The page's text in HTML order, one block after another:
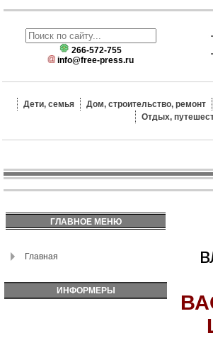
266-572-755
info@free-press.ru
Дети, семья Дом, строительство, ремонт
Отдых,
ГЛАВНОЕ МЕНЮ
Главная
ИНФОРМЕРЫ